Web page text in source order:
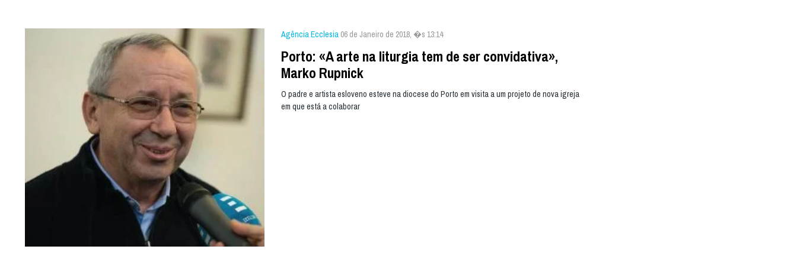
Agência Ecclesia 06 de Janeiro de 2018, �s 13:14
Porto: «A arte na liturgia tem de ser convidativa»,
Marko Rupnick
O padre e artista esloveno esteve na diocese do Porto em visita a um projeto de nova igreja
em que está a colaborar